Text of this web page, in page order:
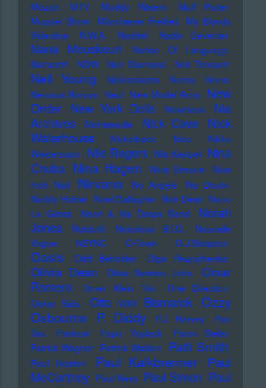
Mozart
MTV Muddy Waters
Muff Potter
Muppet Show
Münchener Freiheit
My Bloody
Valentine
N.W.A. Naddel Nadin Deventer
Nana Mouskouri
Nation Of Language
Nazareth
NDW Neil Diamond Neil Tennant
Neil Young Nekromantix Nemo
Nena
Nervous Norvus Neu! New Model Army New
Order New York Dolls Newcleus
Nia
Archives
Nichtseattle Nick Cave
Nick
Waterhouse
Nickelback Nico
Nikko
Weidemann Nile Rogers Nils Keppel Nina
Chuba Nina Hagen Nina Simone
Nine
Inch Nail
Nirvana No Angels
No Doubt
Noddy Holder Noel Gallagher Noir Désir Nono
La Grinta
Noori & His Dorpa Band
Norah
Jones
Notdurft Notorious B.I.G.
Nouvelle
Vague
NSYNC O-Town O.J.Simpson
Oasis Odd Beholder Olga Reznichenko
Olivia Dean Olivia Newton John
Omar
Romero
Omer Klein Trio
One Direction
Oskar Sala
Otto von Bismarck Ozzy
Osbourne
P. Diddy P.J. Harvey
Pan
Tau
Pankow Papo Yoplack
Parov Stelar
Patrick Wagner Patrick Walden Patti Smith
Paul Heaton Paul Kalkbrenner
Paul
McCartney Paul Nero Paul Simon Paul